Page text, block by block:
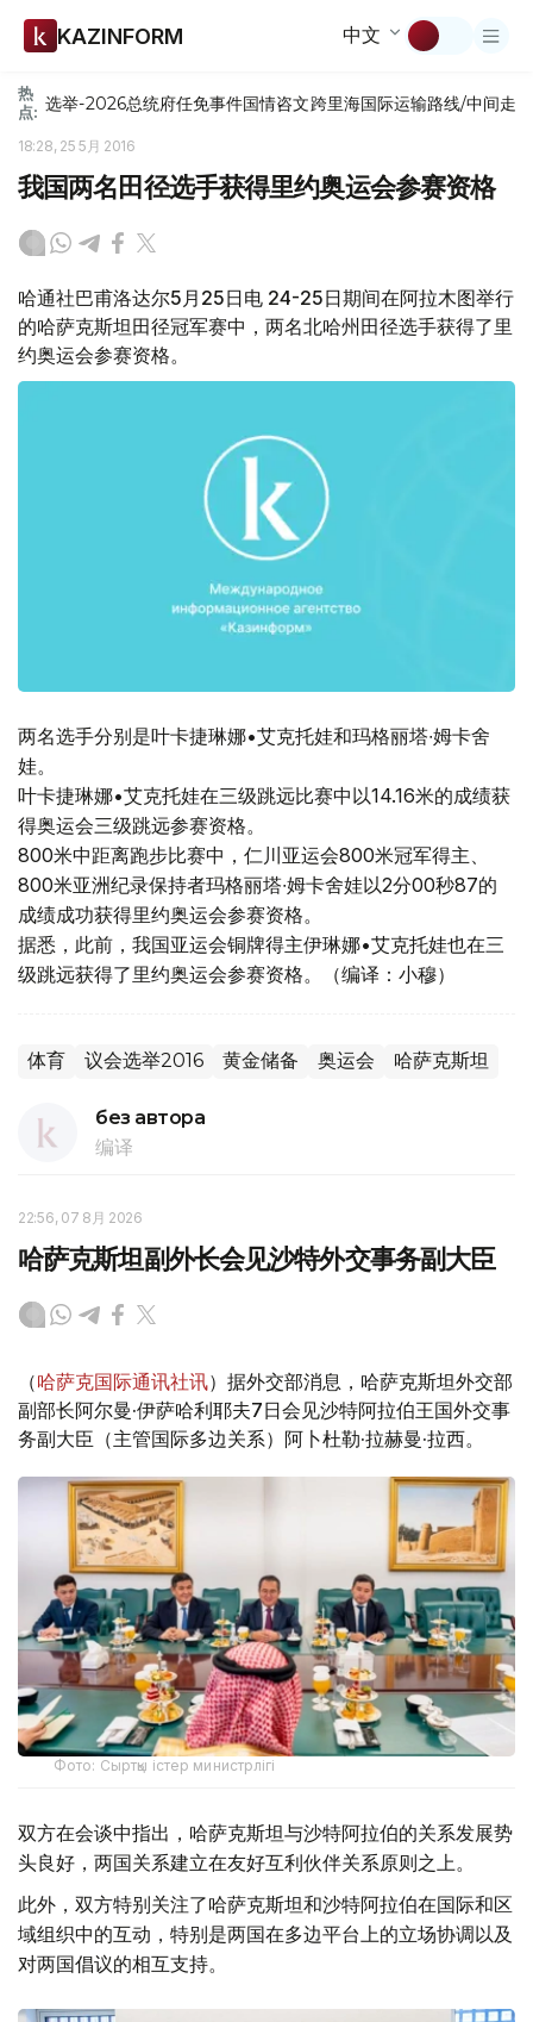
KAZINFORM 中文
热
点: 选举-2026总统府任免事件国情咨文跨里海国际运输路线/中间走廊
18:28, 25 5月 2016
我国两名田径选手获得里约奥运会参赛资格
哈通社巴甫洛达尔5月25日电 24-25日期间在阿拉木图举行
的哈萨克斯坦田径冠军赛中，两名北哈州田径选手获得了里
约奥运会参赛资格。
两名选手分别是叶卡捷琳娜•艾克托娃和玛格丽塔∙姆卡舍
娃。
叶卡捷琳娜•艾克托娃在三级跳远比赛中以14.16米的成绩获
得奥运会三级跳远参赛资格。
800米中距离跑步比赛中，仁川亚运会800米冠军得主、
800米亚洲纪录保持者玛格丽塔∙姆卡舍娃以2分00秒87的
成绩成功获得里约奥运会参赛资格。
据悉，此前，我国亚运会铜牌得主伊琳娜•艾克托娃也在三
级跳远获得了里约奥运会参赛资格。（编译：小穆）
体育 议会选举2016 黄金储备 奥运会 哈萨克斯坦
без автора
编译
22:56, 07 8月 2026
哈萨克斯坦副外长会见沙特外交事务副大臣
（哈萨克国际通讯社讯）据外交部消息，哈萨克斯坦外交部
副部长阿尔曼·伊萨哈利耶夫7日会见沙特阿拉伯王国外交事
务副大臣（主管国际多边关系）阿卜杜勒·拉赫曼·拉西。
Фото: Сыртқы істер министрлігі
双方在会谈中指出，哈萨克斯坦与沙特阿拉伯的关系发展势
头良好，两国关系建立在友好互利伙伴关系原则之上。
此外，双方特别关注了哈萨克斯坦和沙特阿拉伯在国际和区
域组织中的互动，特别是两国在多边平台上的立场协调以及
对两国倡议的相互支持。